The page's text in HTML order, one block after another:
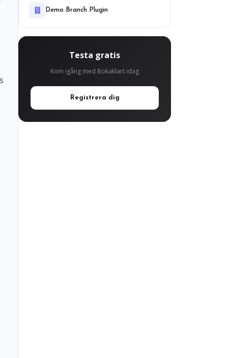
Demo Branch Plugin
Testa gratis
Kom igång med Bokaklart idag
Registrera dig